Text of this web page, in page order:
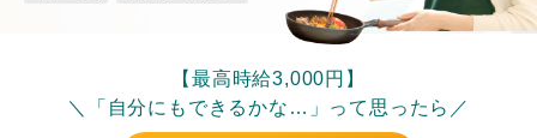
【最高時給3,000円】
＼「自分にもできるかな…」って思ったら／